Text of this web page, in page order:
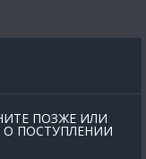
ПОЗЖЕ ИЛИ
ПОСТУПЛЕНИИ